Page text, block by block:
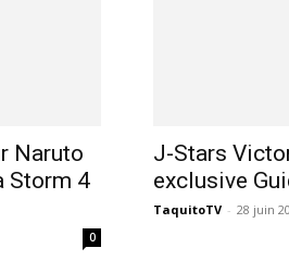
jeux
Naruto
Storm 4
0
J-Stars
exclusive
TaquitoTV - 28 juin